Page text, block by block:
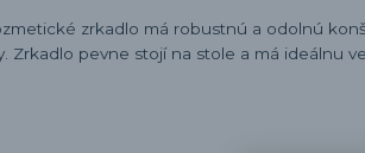
zrkadlo má robustnú a odolnú
Zrkadlo pevne stojí na stole a má ideálnu